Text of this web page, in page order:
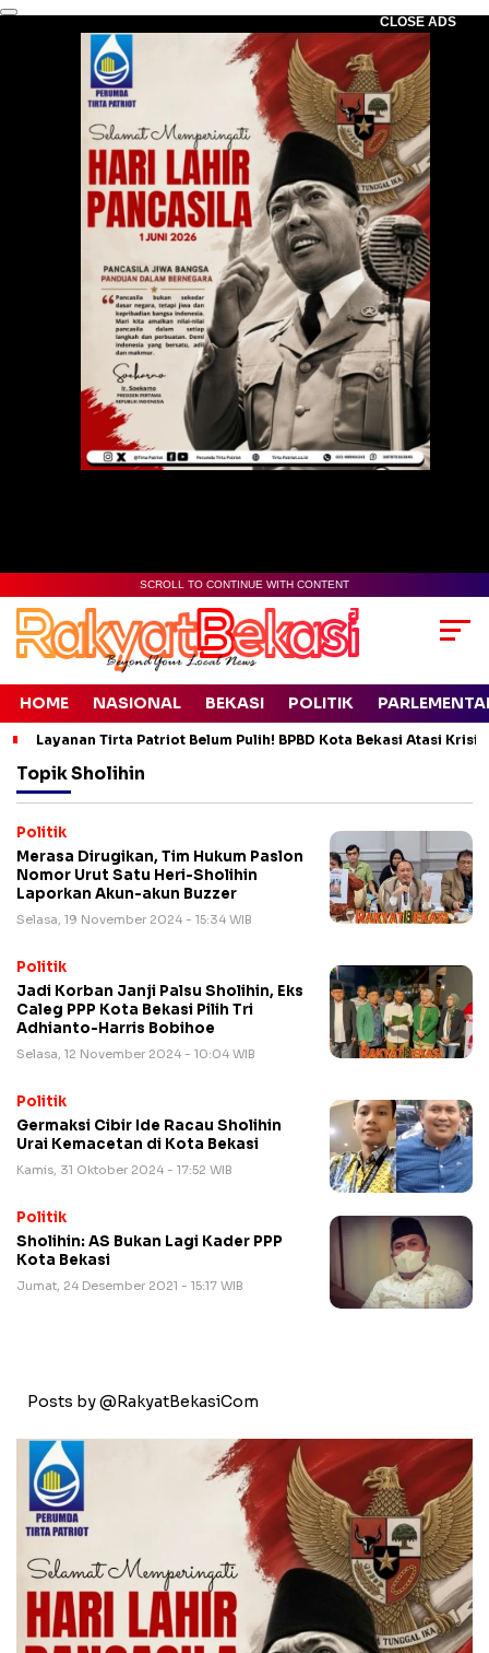
CLOSE ADS
SCROLL TO CONTINUE WITH CONTENT
HOME NASIONAL BEKASI POLITIK
Layanan Tirta Patriot Belum Pulih! BPBD Kota Bekasi Atasi
TopikSholihin
Politik
Merasa Dirugikan, Tim Hukum Paslon
Nomor Urut Satu Heri-Sholihin
Laporkan Akun-akun Buzzer
Selasa, 19 November 2024 - 15:34 WIB
Politik
Jadi Korban Janji Palsu Sholihin, Eks
Caleg PPP Kota Bekasi Pilih Tri
Adhianto-Harris Bobihoe
Selasa, 12 November 2024 - 10:04 WIB
Politik
Germaksi Cibir Ide Racau Sholihin
Urai Kemacetan di Kota Bekasi
Kamis, 31 Oktober 2024 - 17:52 WIB
Politik
Sholihin: AS Bukan Lagi Kader PPP
Kota Bekasi
Jumat, 24 Desember 2021 - 15:17 WIB
Posts by @RakyatBekasiCom